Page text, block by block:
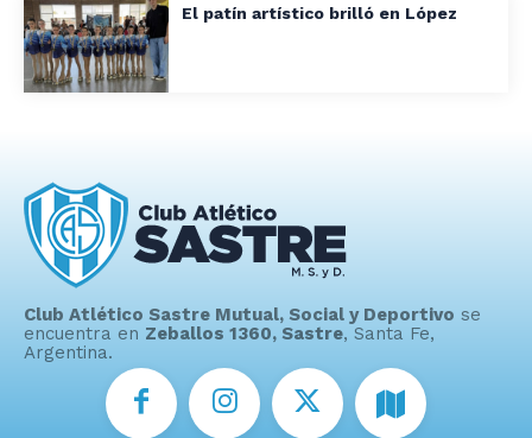
El patín artístico brilló en López
Club Atlético Sastre Mutual, Social y Deportivo se
encuentra en Zeballos 1360, Sastre, Santa Fe,
Argentina.